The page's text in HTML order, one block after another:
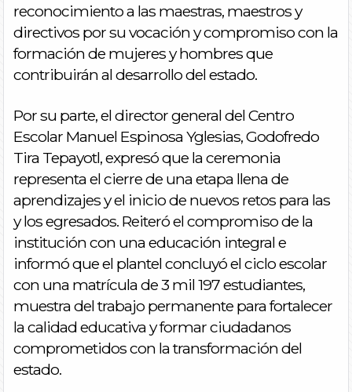
reconocimiento a las maestras, maestros y
directivos por su vocación y compromiso con la
formación de mujeres y hombres que
contribuirán al desarrollo del estado.
Por su parte, el director general del Centro
Escolar Manuel Espinosa Yglesias, Godofredo
Tira Tepayotl, expresó que la ceremonia
representa el cierre de una etapa llena de
aprendizajes y el inicio de nuevos retos para las
y los egresados. Reiteró el compromiso de la
institución con una educación integral e
informó que el plantel concluyó el ciclo escolar
con una matrícula de 3 mil 197 estudiantes,
muestra del trabajo permanente para fortalecer
la calidad educativa y formar ciudadanos
comprometidos con la transformación del
estado.